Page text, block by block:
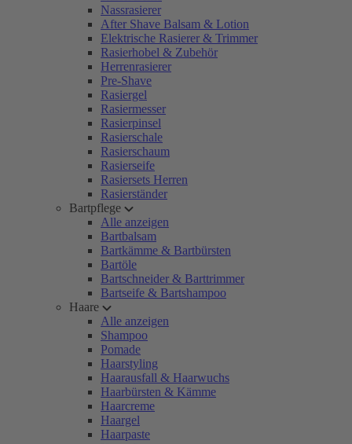
Nassrasierer
After Shave Balsam & Lotion
Elektrische Rasierer & Trimmer
Rasierhobel & Zubehör
Herrenrasierer
Pre-Shave
Rasiergel
Rasiermesser
Rasierpinsel
Rasierschale
Rasierschaum
Rasierseife
Rasiersets Herren
Rasierständer
Bartpflege
Alle anzeigen
Bartbalsam
Bartkämme & Bartbürsten
Bartöle
Bartschneider & Barttrimmer
Bartseife & Bartshampoo
Haare
Alle anzeigen
Shampoo
Pomade
Haarstyling
Haarausfall & Haarwuchs
Haarbürsten & Kämme
Haarcreme
Haargel
Haarpaste